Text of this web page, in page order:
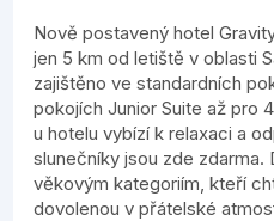
Nově postavený hotel
jen 5 km od letiště v oblasti
zajištěno ve standardních
pokojích Junior Suite až pro
u hotelu vybízí k relaxaci a
slunečníky jsou zde zdarma.
věkovým kategoriím, kteří
dovolenou v přátelské